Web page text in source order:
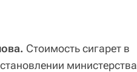
Стоимость сигарет в
министерства